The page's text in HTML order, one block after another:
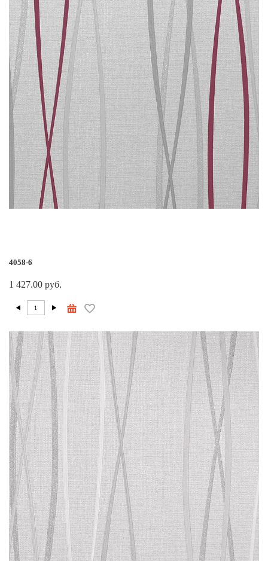
4058-6
1 427.00 руб.